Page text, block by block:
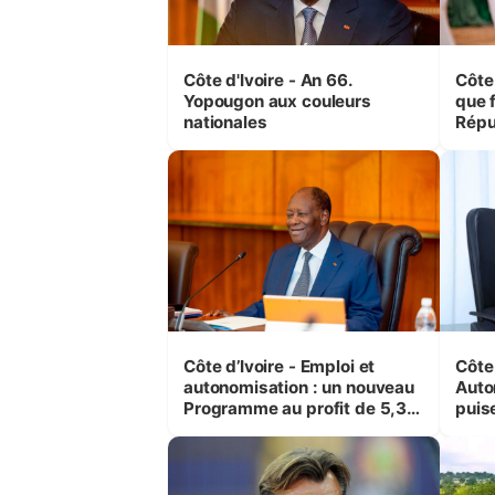
Côte d'Ivoire - An 66.
Yopougon aux couleurs
nationales
que
Côte d’Ivoire - Emploi et
autonomisation : un nouveau
Programme au profit de 5,3